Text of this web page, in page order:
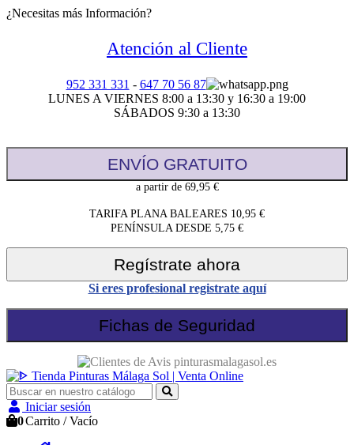
¿Necesitas más Información?
Atención al Cliente
952 331 331 - 647 70 56 87
LUNES A VIERNES 8:00 a 13:30 y 16:30 a 19:00
SÁBADOS 9:30 a 13:30
ENVÍO GRATUITO
a partir de 69,95 €
TARIFA PLANA BALEARES 10,95 €
PENÍNSULA DESDE 5,75 €
Regístrate ahora
Si eres profesional registrate aquí
Fichas de Seguridad
Iniciar sesión
0Carrito /Vacío